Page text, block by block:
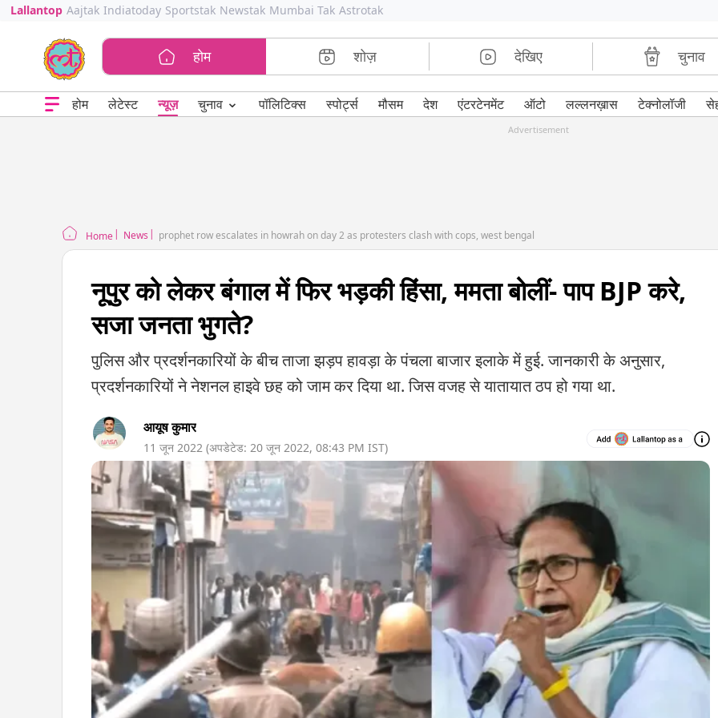
Lallantop Aajtak Indiatoday Sportstak Newstak Mumbai Tak Astrotak
होम शोज़ देखिए चुनाव
होम लेटेस्ट न्यूज़ चुनाव ⌄ पॉलिटिक्स स्पोर्ट्स मौसम देश एंटरटेनमेंट ऑटो लल्लनख़ास टेक्नोलॉजी
Advertisement
Home News prophet row escalates in howrah on day 2 as protesters clash with cops, west bengal
नूपुर को लेकर बंगाल में फिर भड़की हिंसा, ममता बोलीं- पाप BJP करे,
सजा जनता भुगते?
पुलिस और प्रदर्शनकारियों के बीच ताजा झड़प हावड़ा के पंचला बाजार इलाके में हुई. जानकारी के अनुसार,
प्रदर्शनकारियों ने नेशनल हाइवे छह को जाम कर दिया था. जिस वजह से यातायात ठप हो गया था.
आयूष कुमार
11 जून 2022 (अपडेटेड: 20 जून 2022, 08:43 PM IST)